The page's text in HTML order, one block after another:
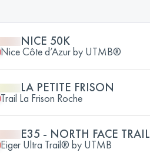
NICE 50K
Nice Côte d’Azur by UTMB®
LA PETITE FRISON
Trail La Frison Roche
E35 - NORTH FACE TRAIL
Eiger Ultra Trail® by UTMB